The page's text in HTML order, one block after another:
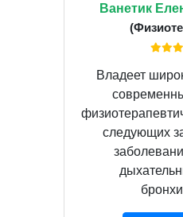
Ванетик
Владеет
следующих